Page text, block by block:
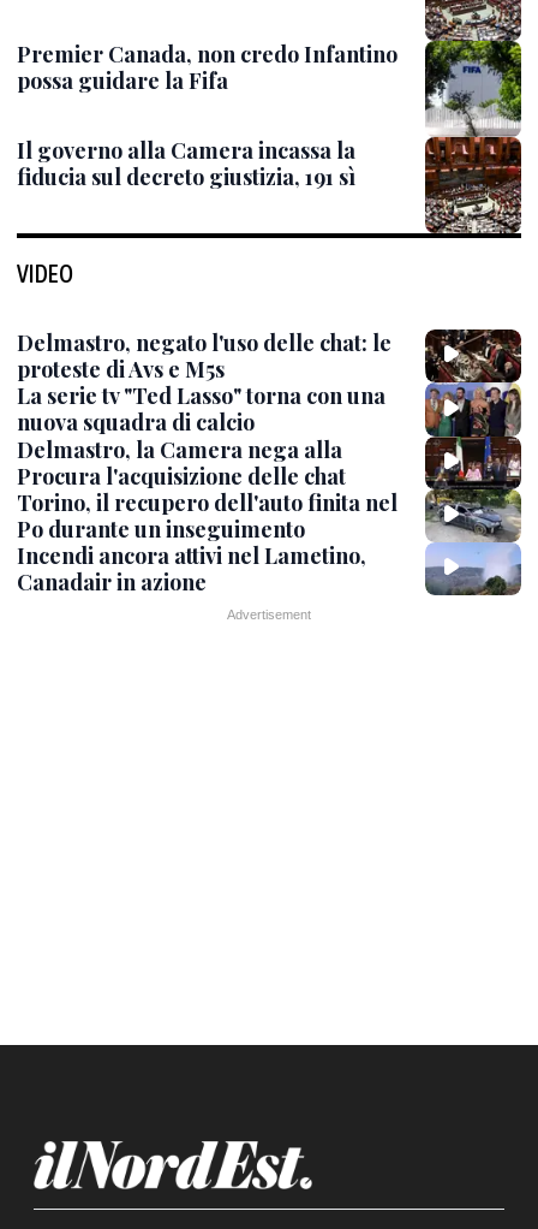
Premier Canada, non credo Infantino
possa guidare la Fifa
Il governo alla Camera incassa la
fiducia sul decreto giustizia, 191 sì
VIDEO
Delmastro, negato l'uso delle chat: le
proteste di Avs e M5s
La serie tv "Ted Lasso" torna con una
nuova squadra di calcio
Delmastro, la Camera nega alla
Procura l'acquisizione delle chat
Torino, il recupero dell'auto finita nel
Po durante un inseguimento
Incendi ancora attivi nel Lametino,
Canadair in azione